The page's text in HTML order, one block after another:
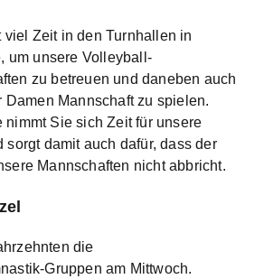
viel Zeit in den Turnhallen in
um unsere Volleyball-
zu betreuen und daneben auch
Damen Mannschaft zu spielen.
nimmt Sie sich Zeit für unsere
sorgt damit auch dafür, dass der
Mannschaften nicht abbricht.
die
Gruppen am Mittwoch.